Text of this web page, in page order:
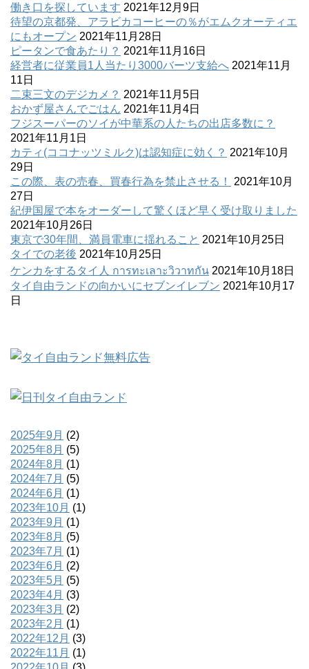
働き口を探しています 2021年12月9日
待望の京都発、アラビカコーヒーの％がエムクオーティエ
にもオープン 2021年11月28日
ピータンで食あたり？ 2021年11月16日
経営者に従業員1人当たり3000バーツ支給へ 2021年11月
11日
二束三文のデジカメ？ 2021年11月5日
おかず屋さんでごはん 2021年11月4日
フジスーパーのソイが中華系の人たちの出店多数に？
2021年11月1日
カティ(ココナッツミルク)は認知症に効く？ 2021年10月
29日
この際、表の売春、買春行為を禁止させる！
2021年10月
27日
紀伊国屋で本をオーダーして驚くほど早く受け取りました
2021年10月26日
東京で30年間、満員電車に揺れること 2021年10月25日
タイでの老後 2021年10月25日
ケンカをするタイ人 การทะเลาะวิวาทกัน 2021年10月18日
タイ自由ランドの向かいにセブンイレブン 2021年10月17
日
2025年9月 (2)
2025年8月 (5)
2024年8月 (1)
2024年7月 (5)
2024年6月 (1)
2023年10月 (1)
2023年9月 (1)
2023年8月 (5)
2023年7月 (1)
2023年6月 (2)
2023年5月 (5)
2023年4月 (3)
2023年3月 (2)
2023年2月 (1)
2022年12月 (3)
2022年11月 (1)